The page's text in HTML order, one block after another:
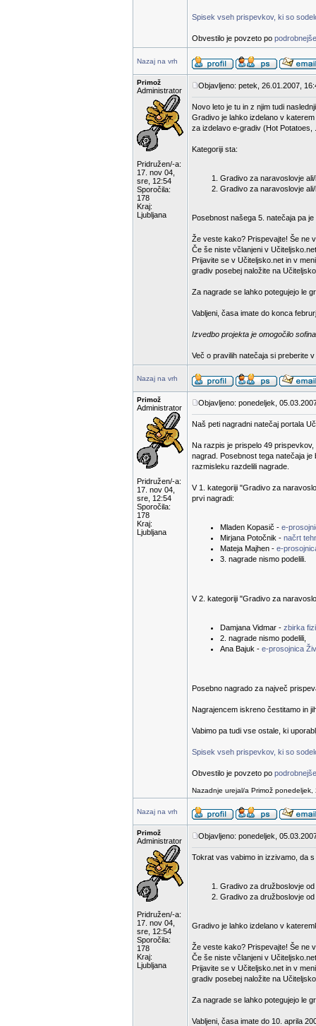
Spisek vseh prispevkov, ki so
Obvestilo je povzeto po
Nazaj na vrh
Primož
Administrator
Pridružen/-a:
17. nov 04,
sre, 12:54
Sporočila:
178
Kraj:
Ljubljana
Objavljeno: petek, 26.01.2007,
Novo leto je tu in z njim tudi
Gradivo je lahko izdelano v
za izdelavo e-gradiv (Hot Potatoes,
Kategoriji sta:
Gradivo za naravoslovje
Gradivo za naravoslovje
Posebnost našega 5. natečaja pa
Že veste kako? Prispevajte! Še ne
Če še niste včlanjeni v
Prijavite se v Učiteljsko.net in v
gradiv posebej naložite na
Za nagrade se lahko potegujejo le
Vabljeni, časa imate do konca
Izvedbo projekta je omogočilo
Več o pravilih natečaja si preberite v
Nazaj na vrh
Primož
Administrator
Pridružen/-a:
17. nov 04,
sre, 12:54
Sporočila:
178
Kraj:
Ljubljana
Objavljeno: ponedeljek,
Naš peti nagradni natečaj portala
Na razpis je prispelo 49
nagrad. Posebnost tega natečaja
razmisleku razdelili nagrade.
V 1. kategoriji "Gradivo za
prvi nagradi:
Mladen Kopasič - e-
Mirjana Potočnik - načrt
Mateja Majhen - e-
3. nagrade nismo podelili.
V 2. kategoriji "Gradivo za
Damjana Vidmar - zbirka
2. nagrade nismo podelili,
Ana Bajuk - e-prosojnica
Posebno nagrado za največ
Nagrajencem iskreno čestitamo in
Vabimo pa tudi vse ostale, ki
Spisek vseh prispevkov, ki so
Obvestilo je povzeto po
Nazadnje urejal/a Primož
Nazaj na vrh
Primož
Administrator
Pridružen/-a:
17. nov 04,
sre, 12:54
Sporočila:
178
Kraj:
Ljubljana
Objavljeno: ponedeljek,
Tokrat vas vabimo in izzivamo, da
Gradivo za družboslovje
Gradivo za družboslovje
Gradivo je lahko izdelano v
Že veste kako? Prispevajte! Še ne
Če še niste včlanjeni v
Prijavite se v Učiteljsko.net in v
gradiv posebej naložite na
Za nagrade se lahko potegujejo le
Vabljeni, časa imate do 10. aprila